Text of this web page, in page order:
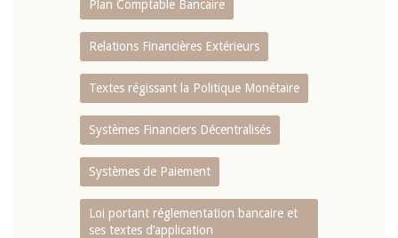
Plan Comptable Bancaire
Relations Financières Extérieurs
Textes régissant la Politique Monétaire
Systèmes Financiers Décentralisés
Systèmes de Paiement
Loi portant réglementation bancaire et
ses textes d’application